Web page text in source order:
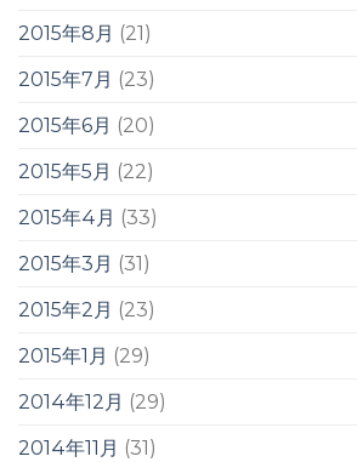
2015年8月 (21)
2015年7月 (23)
2015年6月 (20)
2015年5月 (22)
2015年4月 (33)
2015年3月 (31)
2015年2月 (23)
2015年1月 (29)
2014年12月 (29)
2014年11月 (31)